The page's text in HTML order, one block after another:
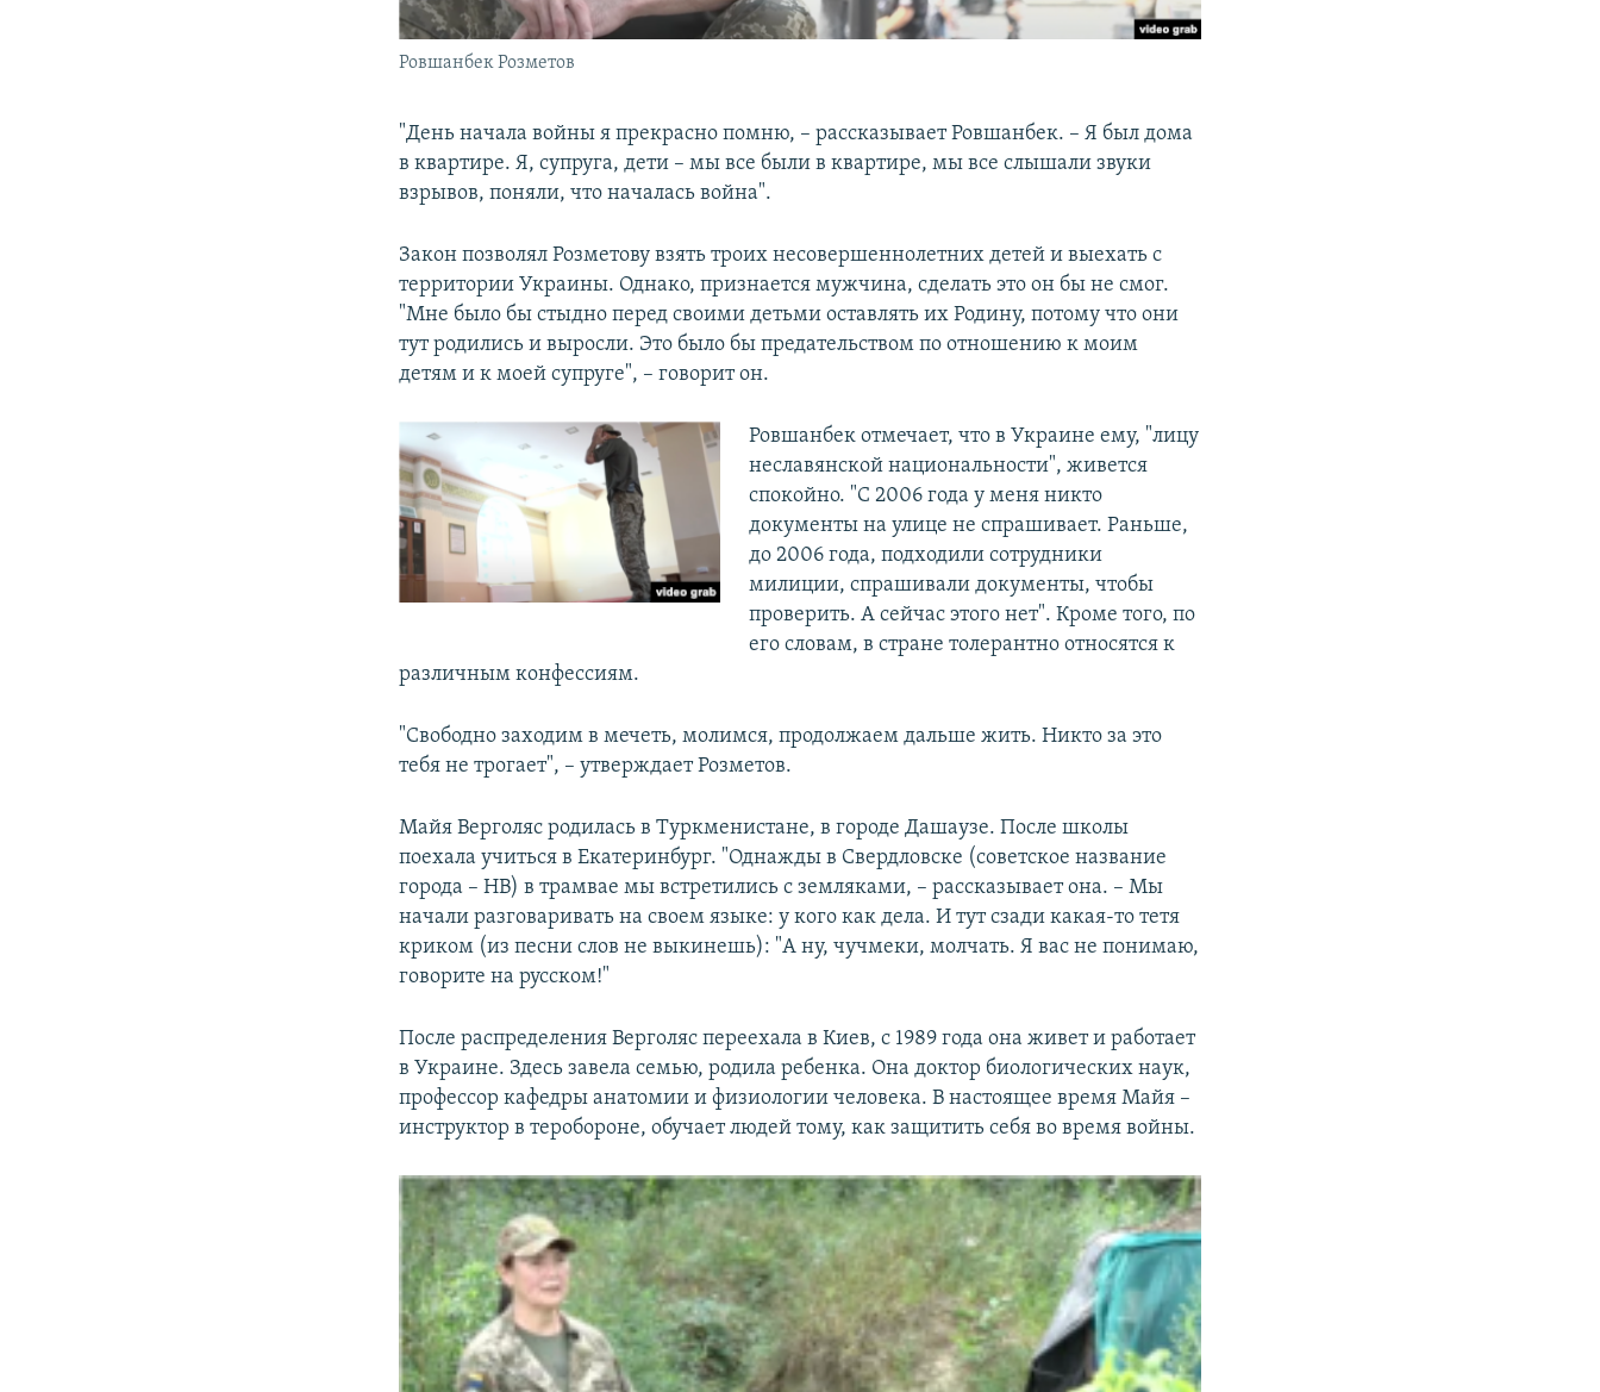
Ровшанбек Розметов
"День начала войны я прекрасно помню, – рассказывает Ровшанбек. – Я был дома
в квартире. Я, супруга, дети – мы все были в квартире, мы все слышали звуки
взрывов, поняли, что началась война".
Закон позволял Розметову взять троих несовершеннолетних детей и выехать с
территории Украины. Однако, признается мужчина, сделать это он бы не смог.
"Мне было бы стыдно перед своими детьми оставлять их Родину, потому что они
тут родились и выросли. Это было бы предательством по отношению к моим
детям и к моей супруге", – говорит он.
Ровшанбек отмечает, что в Украине ему, "лицу
неславянской национальности", живется
спокойно. "С 2006 года у меня никто
документы на улице не спрашивает. Раньше,
до 2006 года, подходили сотрудники
милиции, спрашивали документы, чтобы
проверить. А сейчас этого нет". Кроме того, по
его словам, в стране толерантно относятся к
различным конфессиям.
"Свободно заходим в мечеть, молимся, продолжаем дальше жить. Никто за это
тебя не трогает", – утверждает Розметов.
Майя Верголяс родилась в Туркменистане, в городе Дашаузе. После школы
поехала учиться в Екатеринбург. "Однажды в Свердловске (советское название
города – НВ) в трамвае мы встретились с земляками, – рассказывает она. – Мы
начали разговаривать на своем языке: у кого как дела. И тут сзади какая-то тетя
криком (из песни слов не выкинешь): "А ну, чучмеки, молчать. Я вас не понимаю,
говорите на русском!"
После распределения Верголяс переехала в Киев, с 1989 года она живет и работает
в Украине. Здесь завела семью, родила ребенка. Она доктор биологических наук,
профессор кафедры анатомии и физиологии человека. В настоящее время Майя –
инструктор в теробороне, обучает людей тому, как защитить себя во время войны.